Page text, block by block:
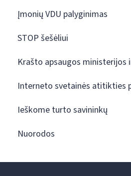
Įmonių VDU palyginimas
STOP šešėliui
Krašto apsaugos ministerijos
Interneto svetainės atitikties
Ieškome turto savininkų
Nuorodos